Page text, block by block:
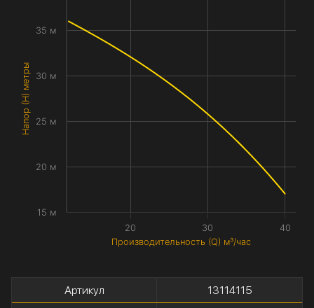
Производительность (Q) м³/час
Напор (H) метры
20 30 40
15 м
20 м
25 м
30 м
35 м
Артикул
13114115